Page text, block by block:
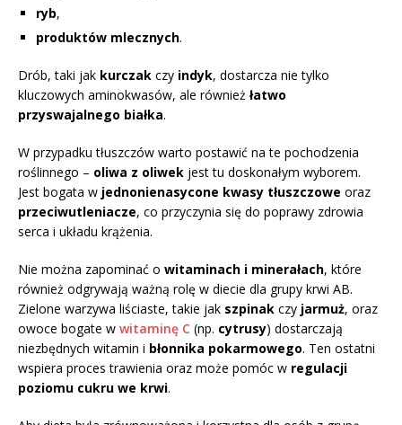
ryb,
produktów mlecznych.
Drób, taki jak kurczak czy indyk, dostarcza nie tylko
kluczowych aminokwasów, ale również łatwo
przyswajalnego białka.
W przypadku tłuszczów warto postawić na te pochodzenia
roślinnego – oliwa z oliwek jest tu doskonałym wyborem.
Jest bogata w jednonienasycone kwasy tłuszczowe oraz
przeciwutleniacze, co przyczynia się do poprawy zdrowia
serca i układu krążenia.
Nie można zapominać o witaminach i minerałach, które
również odgrywają ważną rolę w diecie dla grupy krwi AB.
Zielone warzywa liściaste, takie jak szpinak czy jarmuż, oraz
owoce bogate w witaminę C (np. cytrusy) dostarczają
niezbędnych witamin i błonnika pokarmowego. Ten ostatni
wspiera proces trawienia oraz może pomóc w regulacji
poziomu cukru we krwi.